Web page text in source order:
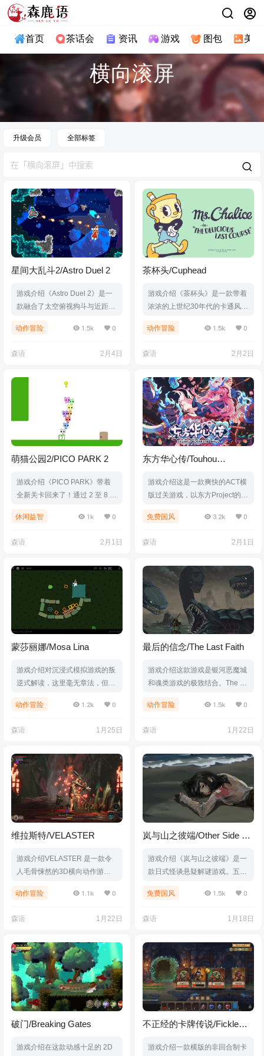
首页 茶话会 资讯 游戏 图包 美图
横向滚屏
升级会员 全部标签
星间大乱斗2/Astro Duel 2
游戏介绍《Astro Duel 2》是一
款融合了太空俯视狗斗与近距离
你可以在比拼或合作模式中，同
可以被完全破坏的竞技场中互相
打击。游戏视频游戏截图版本介
绍Build.21504379|容量98MB|
官方简体中文|支持键盘.鼠标.手
柄
动作冒险 1.5k 0
森语 2月4日
茶杯头/Cuphead
游戏介绍《茶杯头》是一款带着
浓浓的上世纪30年代的卡通风格
画面由开发者纯手绘创作。在这
以选择扮演茶杯头Cuphead或者
作完成关卡。在这款游戏中玩家
将往返于奇异的世界，获得新的
武器，习得强力的超级移动能
力，同时也将在任务中发现隐藏
的秘密。游戏视频游戏截图包含
DLC• Cuphead - The Delicio
u…
动作冒险 1.5k 0
森语 2月2日
萌猫公园2/PICO PARK 2
游戏介绍《PICO PARK》带着
全新关卡回来了！通过 2 至 8 人
合作动作益智游戏吧！游戏视频
41|容量214MB|官方简体中文|支
休闲益智 1k 0
森语 2月1日
东方华心传/Touhou
游戏介绍这是一款爽快的ACT横
版过关游戏，以东方Project的人
台尽情探索和击败敌人，并且带
中有随机道具、技能和地图等丰
游玩游戏，每一局都能够获得一
些不同的体验。游戏视频游戏截
图版本介绍Build.21715855|容
量2.29GB|官方简体中文|支持键
盘.鼠标.手柄
免费国风 3.2k 0
森语 2月1日
蒙莎丽娜/Mosa Lina
游戏介绍对沉浸式模拟游戏的叛
逆式解读，这里毫无章法，但一
本介绍Build.18986068|容量149
标.手柄
动作冒险 1.2k 0
森语 1月25日
最后的信念/The Last Faith
游戏介绍这款游戏是银河恶魔城
和魂类游戏的极致结合。The La
战斗，以及供你施展的丰富的自
样的审判，击碎阻挡你的一切。
0|容量2.33GB|官方简体中文|支
持键盘.鼠标.手柄
动作冒险 1.5k 0
森语 1月22日
维拉斯特/VELASTER
游戏介绍VELASTER 是一款令
人毛骨悚然的3D横向动作游
Malum。你将在与不同怪物和头
在你回忆中的发起复仇。游戏视
0791|容量6.49GB|官方简体中
文|支持键盘.鼠标.手柄
动作冒险 1.1k 0
森语 1月22日
岚与山之彼端/Other Side Of
游戏介绍《岚与山之彼端》是一
款日式怪谈悬疑解谜游戏。五年
乘坐深夜电车，中途在一座名为
踪，站台也消失不见。五年后，
羽从”异世界“发来的简讯，随着
调查展开，诡异的人事逐渐聚集
在静野周围，他也在迷雾中越陷
越深……游戏视频游戏截图版本
介绍Build.13985648|容量1GB|
免费国风 1.5k 0
森语 1月18日
破门/Breaking Gates
游戏介绍在这款动感十足的 2D
不正经的卡牌传说/Fickle
游戏介绍一款横版的非回合制卡